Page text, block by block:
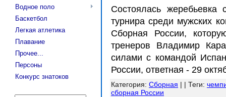
Водное поло
Баскетбол
Легкая атлетика
Плавание
Прочее...
Персоны
Конкурс знатоков
Состоялась жеребьевка
турнира среди мужских
Сборная России,
тренеров Владимир
силами с командой
России, ответная - 29
Категория: Сборная | | Теги:
сборная России